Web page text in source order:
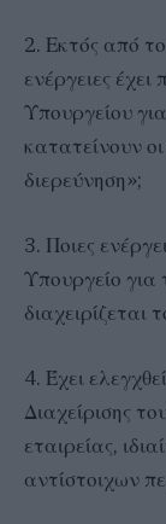
2. Εκτός από
ενέργειες
Υπουργείου
κατατείνουν
διερεύνηση»;
3. Ποιες
Υπουργείο για
4. Έχει
Διαχείρισης
εταιρείας,
αντίστοιχων